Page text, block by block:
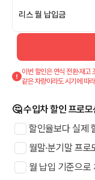
리스 월 납입금
이번 할인은 연식 전환·재고
같은 차량이라도 시기에 따
🤔 수입차 할인 프로
할인율보다 실제
월말·분기말 프
월 납입 기준으로